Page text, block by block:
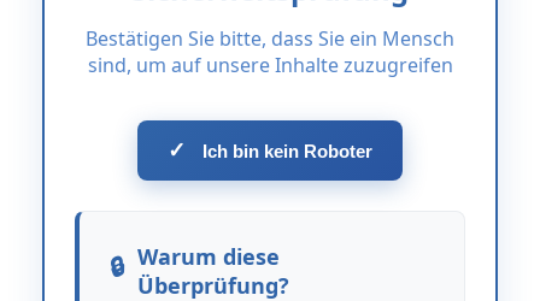
Bestätigen Sie bitte, dass Sie ein Mensch
sind, um auf unsere Inhalte zuzugreifen
✓ Ich bin kein Roboter
Warum diese
Überprüfung?